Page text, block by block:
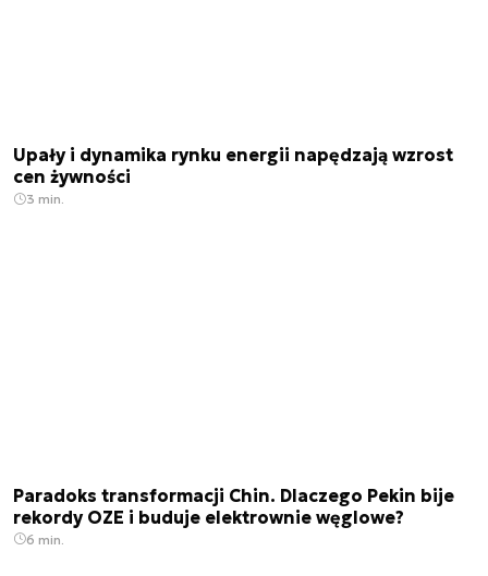
Upały i dynamika rynku energii napędzają wzrost
cen żywności
3 min.
Paradoks transformacji Chin. Dlaczego Pekin bije
rekordy OZE i buduje elektrownie węglowe?
6 min.